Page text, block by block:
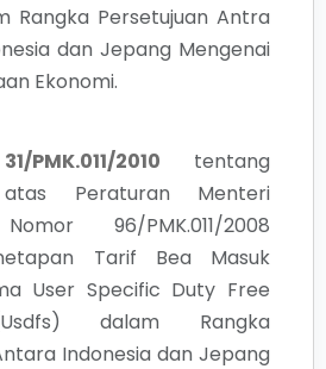
Rangka Persetujuan Antra
dan Jepang Mengenai
Ekonomi.
31/PMK.011/2010
tentang
atas Peraturan Menteri
96/PMK.011/2008
Tarif Bea Masuk
User Specific Duty Free
dalam Rangka
Indonesia dan Jepang